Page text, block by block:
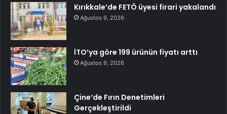
Kırıkkale’de FETÖ üyesi firari yakalandı
Ağustos 9, 2026
İTO’ya göre 199 ürünün fiyatı arttı
Ağustos 9, 2026
Çine’de Fırın Denetimleri
Gerçekleştirildi